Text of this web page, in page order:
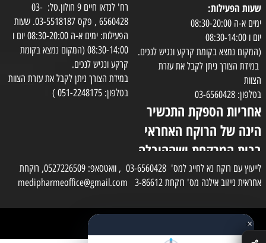
שעות הפעילות:
ימים א-ה 08:30-20:00
יום ו 08:30-14:00
(המקום נמצא בקומת קרקע ונגיש לנכים.
במידת הצורך ניתן לקבל את עזרת
הצוות
בטלפון: 03-6560428
אחריות הספקת התכשיר
הינה של הרוקח האחראי
בבית המרקחת ושההובלה
בפועל תעשה בעזרת
השליח
רח' לנדאו חיים 9 חולון.טל: 03-
6560428 , פקס 03-5518187. שעות
הפעילות: ימים א-ה 08:30-20:00 יום ו
08:30-14:00 (המקום נמצא בקומת
קרקע ונגיש לנכים.
במידת הצורך ניתן לקבל את עזרת הצוות
בטלפון: 051-2248175 )
לייעוץ עם רוקח נא לחייג למס' 03-6560428 , וואטסאפ: 0527226509, רוקחת
אחראית נייזוב אילנה מס' רוקחת 3-86612 medipharmeoffice@gmail.com
✕×